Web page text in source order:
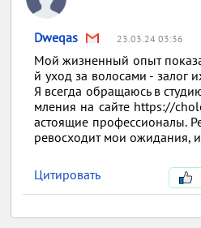
Dweqas 23.03.24 03:36
Мой жизненный опыт
й уход за волосами - залог
Я всегда обращаюсь в
мления на сайте https://
астоящие профессионалы.
ревосходит мои ожидания,
Цитировать